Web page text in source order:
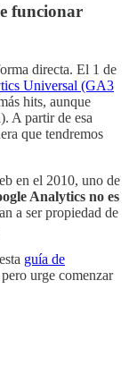
funcionar
directa. El 1 de
Universal (GA3
hits, aunque
A partir de esa
que tendremos
en el 2010, uno de
Analytics no es
a ser propiedad de
guía de
urge comenzar